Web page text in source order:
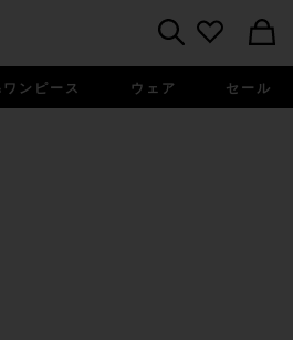
ンピース ウェア セール